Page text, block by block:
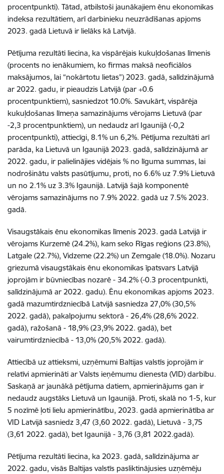
procentpunkti). Tātad, atbilstoši jaunākajiem ēnu ekonomikas
indeksa rezultātiem, arī darbinieku neuzrādīšanas apjoms
2023. gadā Lietuvā ir lielāks kā Latvijā.
Pētījuma rezultāti liecina, ka vispārējais kukuļdošanas līmenis
(procents no ienākumiem, ko firmas maksā neoficiālos
maksājumos, lai “nokārtotu lietas”) 2023. gadā, salīdzinājumā
ar 2022. gadu, ir pieaudzis Latvijā (par +0.6
procentpunktiem), sasniedzot 10.0%. Savukārt, vispārēja
kukuļdošanas līmeņa samazinājums vērojams Lietuvā (par
-2,3 procentpunktiem), un nedaudz arī Igaunijā (-0,2
procentpunkti), attiecīgi, 8.1% un 6,2%. Pētījuma rezultāti arī
parāda, ka Lietuvā un Igaunijā 2023. gadā, salīdzinājumā ar
2022. gadu, ir palielinājies vidējais % no līguma summas, lai
nodrošinātu valsts pasūtījumu, proti, no 6.6% uz 7.9% Lietuvā
un no 2.1% uz 3.3% Igaunijā. Latvijā šajā komponentē
vērojams samazinājums no 7.9% 2022. gadā uz 7.5% 2023.
gadā.
Visaugstākais ēnu ekonomikas līmenis 2023. gadā Latvijā ir
vērojams Kurzemē (24.2%), kam seko Rīgas reģions (23.8%),
Latgale (22.7%), Vidzeme (22.2%) un Zemgale (18.0%). Nozaru
griezumā visaugstākais ēnu ekonomikas īpatsvars Latvijā
joprojām ir būvniecības nozarē - 34.2% (-0.3 procentpunkti,
salīdzinājumā ar 2022. gadu). Ēnu ekonomikas apjoms 2023.
gadā mazumtirdzniecībā Latvijā sasniedza 27,0% (30,5%
2022. gadā), pakalpojumu sektorā - 26,4% (28,6% 2022.
gadā), ražošanā - 18,9% (23,9% 2022. gadā), bet
vairumtirdzniecībā - 13,0% (20,5% 2022. gadā).
Attiecībā uz attieksmi, uzņēmumi Baltijas valstīs joprojām ir
relatīvi apmierināti ar Valsts ieņēmumu dienesta (VID) darbību.
Saskaņā ar jaunākā pētījuma datiem, apmierinājums gan ir
nedaudz augstāks Lietuvā un Igaunijā. Proti, skalā no 1-5, kur
5 nozīmē ļoti lielu apmierinātību, 2023. gadā apmierinātība ar
VID Latvijā sasniedz 3,47 (3,60 2022. gadā), Lietuvā - 3,75
(3,61 2022. gadā), bet Igaunijā - 3,76 (3,81 2022.gadā).
Pētījuma rezultāti liecina, ka 2023. gadā, salīdzinājuma ar
2022. gadu, visās Baltijas valstīs pasliktinājusies uzņēmēju